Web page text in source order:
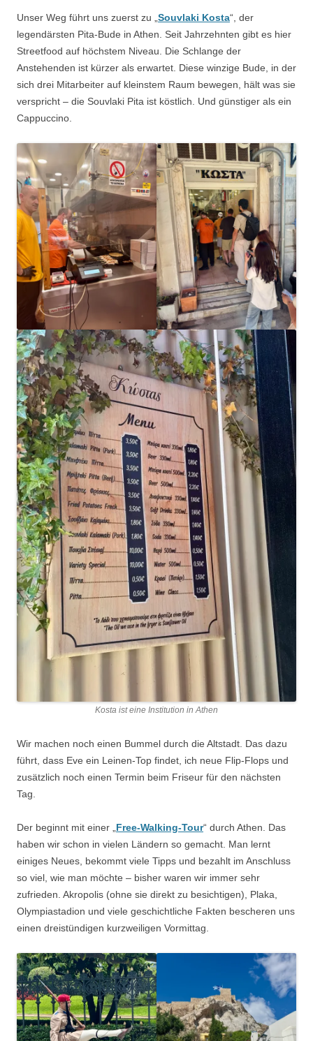
Unser Weg führt uns zuerst zu „Souvlaki Kosta“, der
legendärsten Pita-Bude in Athen. Seit Jahrzehnten gibt es hier
Streetfood auf höchstem Niveau. Die Schlange der
Anstehenden ist kürzer als erwartet. Diese winzige Bude, in der
sich drei Mitarbeiter auf kleinstem Raum bewegen, hält was sie
verspricht – die Souvlaki Pita ist köstlich. Und günstiger als ein
Cappuccino.
Kosta ist eine Institution in Athen
Wir machen noch einen Bummel durch die Altstadt. Das dazu
führt, dass Eve ein Leinen-Top findet, ich neue Flip-Flops und
zusätzlich noch einen Termin beim Friseur für den nächsten
Tag.
Der beginnt mit einer „Free-Walking-Tour“ durch Athen. Das
haben wir schon in vielen Ländern so gemacht. Man lernt
einiges Neues, bekommt viele Tipps und bezahlt im Anschluss
so viel, wie man möchte – bisher waren wir immer sehr
zufrieden. Akropolis (ohne sie direkt zu besichtigen), Plaka,
Olympiastadion und viele geschichtliche Fakten bescheren uns
einen dreistündigen kurzweiligen Vormittag.